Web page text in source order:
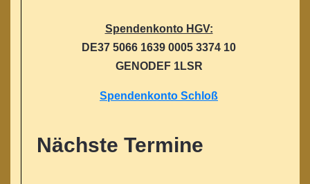
Spendenkonto HGV:
DE37 5066 1639 0005 3374 10
GENODEF 1LSR
Spendenkonto Schloß
Nächste Termine